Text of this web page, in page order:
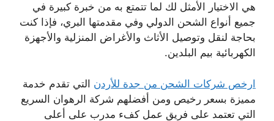
هي الاختيار الأمثل لك لما تتمتع به من خبرة كبيرة في
جميع أنواع الشحن الدولي وفي مقدمتها البري، فإذا كنت
بحاجة لنقل وتوصيل الأثاث والأغراض المنزلية والأجهزة
الكهربائية بيم البلدين.
ارخص شركات الشحن من جدة للأردن التي تقدم خدمة
مميزة بسعر رخيص ومن أفضلهم شركة الرهوان السريع
التي تعتمد على فريق عمل كفء مدرب على أعلى